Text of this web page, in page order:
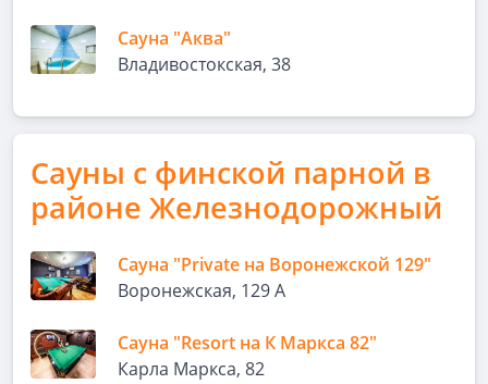
Сауна "Аква"
Владивостокская, 38
Сауны с финской парной в
районе Железнодорожный
Сауна "Private на Воронежской 129"
Воронежская, 129 А
Сауна "Resort на К Маркса 82"
Карла Маркса, 82